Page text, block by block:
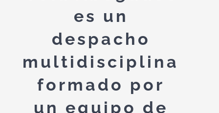
es un
despacho
multidisciplinar
formado por
un equipo de